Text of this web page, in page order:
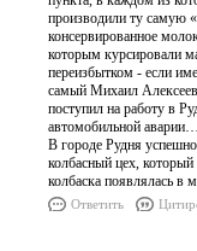
производили ту самую
консервированное
которым курсировали
переизбытком - если
самый Михаил
поступил на работу в
автомобильной аварии…
В городе Рудня
колбасный цех, который
колбаска появлялась в
Ответить